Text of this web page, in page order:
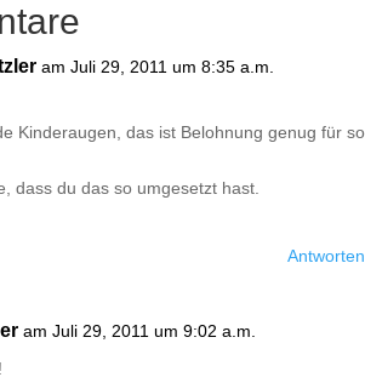
am Juli 29, 2011 um 8:35 a.m.
Kinderaugen, das ist Belohnung genug für so
dass du das so umgesetzt hast.
Antworten
am Juli 29, 2011 um 9:02 a.m.